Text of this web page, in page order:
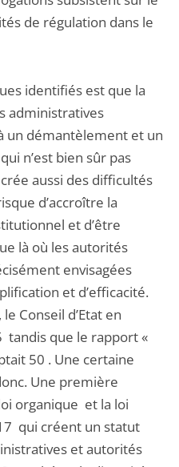
de régulation dans le
identifiés est que la
administratives
un démantèlement et un
n’est bien sûr pas
aussi des difficultés
d’accroître la
et d’être
là où les autorités
envisagées
et d’efficacité.
Conseil d’Etat en
que le rapport «
50 . Une certaine
Une première
organique et la loi
qui créent un statut
et autorités